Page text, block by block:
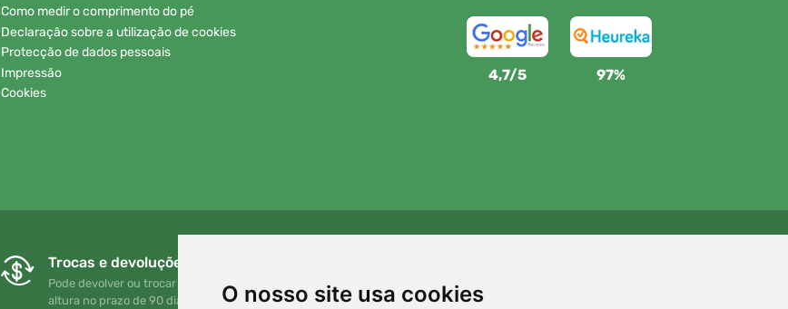
O nosso site usa cookies
Como medir o comprimento do pé
Declaração sobre a utilização de cookies
Protecção de dados pessoais
Impressão
Cookies
4,7/5 97%
Trocas e devoluções gratuitas
Pode devolver ou trocar a sua encomenda em qualquer
altura no prazo de 90 dias
Para cada encomenda plantamos uma árvore! Leia mais
Sobre nós